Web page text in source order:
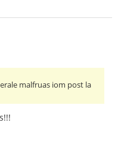
malfruas iom post la